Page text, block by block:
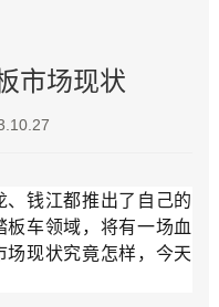
市场现状
钱江都推出了自己的
车领域，将有一场血
现状究竟怎样，今天